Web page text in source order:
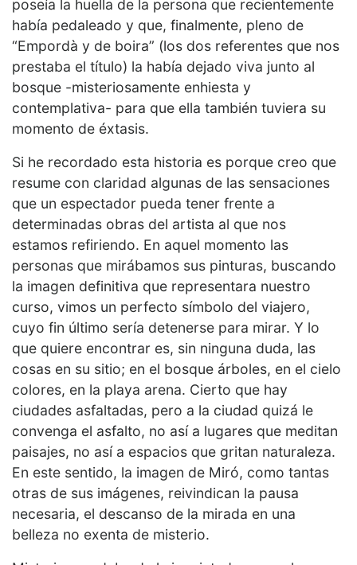
poseía la huella de la persona que recientemente
había pedaleado y que, finalmente, pleno de
“Empordà y de boira” (los dos referentes que nos
prestaba el título) la había dejado viva junto al
bosque -misteriosamente enhiesta y
contemplativa- para que ella también tuviera su
momento de éxtasis.
Si he recordado esta historia es porque creo que
resume con claridad algunas de las sensaciones
que un espectador pueda tener frente a
determinadas obras del artista al que nos
estamos refiriendo. En aquel momento las
personas que mirábamos sus pinturas, buscando
la imagen definitiva que representara nuestro
curso, vimos un perfecto símbolo del viajero,
cuyo fin último sería detenerse para mirar. Y lo
que quiere encontrar es, sin ninguna duda, las
cosas en su sitio; en el bosque árboles, en el cielo
colores, en la playa arena. Cierto que hay
ciudades asfaltadas, pero a la ciudad quizá le
convenga el asfalto, no así a lugares que meditan
paisajes, no así a espacios que gritan naturaleza.
En este sentido, la imagen de Miró, como tantas
otras de sus imágenes, reivindican la pausa
necesaria, el descanso de la mirada en una
belleza no exenta de misterio.